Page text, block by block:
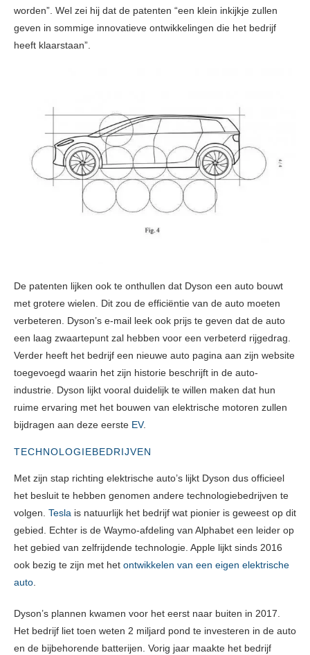
worden”. Wel zei hij dat de patenten “een klein inkijkje zullen
geven in sommige innovatieve ontwikkelingen die het bedrijf
heeft klaarstaan”.
De patenten lijken ook te onthullen dat Dyson een auto bouwt
met grotere wielen. Dit zou de efficiëntie van de auto moeten
verbeteren. Dyson’s e-mail leek ook prijs te geven dat de auto
een laag zwaartepunt zal hebben voor een verbeterd rijgedrag.
Verder heeft het bedrijf een nieuwe auto pagina aan zijn website
toegevoegd waarin het zijn historie beschrijft in de auto-
industrie. Dyson lijkt vooral duidelijk te willen maken dat hun
ruime ervaring met het bouwen van elektrische motoren zullen
bijdragen aan deze eerste EV.
TECHNOLOGIEBEDRIJVEN
Met zijn stap richting elektrische auto’s lijkt Dyson dus officieel
het besluit te hebben genomen andere technologiebedrijven te
volgen. Tesla is natuurlijk het bedrijf wat pionier is geweest op dit
gebied. Echter is de Waymo-afdeling van Alphabet een leider op
het gebied van zelfrijdende technologie. Apple lijkt sinds 2016
ook bezig te zijn met het ontwikkelen van een eigen elektrische
auto
Dyson’s plannen kwamen voor het eerst naar buiten in 2017.
Het bedrijf liet toen weten 2 miljard pond te investeren in de auto
en de bijbehorende batterijen. Vorig jaar maakte het bedrijf